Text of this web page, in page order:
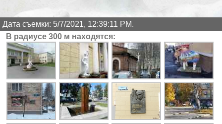
Дата съемки: 5/7/2021, 12:39:11 PM.
В радиусе 300 м находятся: